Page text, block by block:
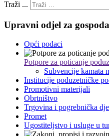
Traži ...
Upravni odjel za
Opći podaci
Potpore za poticanje
Subvencije kamata
Institucije poduzetničke
Promotivni materijali
Obrtništvo
Trgovina i pogrebnička
Promet
Ugostiteljstvo i usluge u